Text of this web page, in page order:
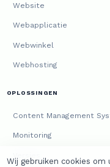
Website
Webapplicatie
Webwinkel
Webhosting
OPLOSSINGEN
Content Management
Monitoring
Wij gebruiken cookies